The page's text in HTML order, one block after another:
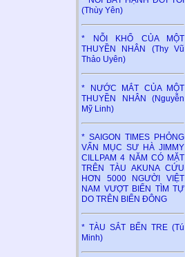
(Thùy Yên)
* NỖI KHỔ CỦA MỘT
THUYỀN NHÂN (Thy Vũ
Thảo Uyên)
* NƯỚC MẮT CỦA MỘT
THUYỀN NHÂN (Nguyễn
Mỹ Linh)
* SAIGON TIMES PHỎNG
VẤN MỤC SƯ HÀ JIMMY
CILLPAM 4 NĂM CÓ MẶT
TRÊN TÀU AKUNA CỨU
HƠN 5000 NGƯỜI VIỆT
NAM VƯỢT BIỂN TÌM TỰ
DO TRÊN BIỂN ĐÔNG
* TÀU SẮT BẾN TRE (Tú
Minh)